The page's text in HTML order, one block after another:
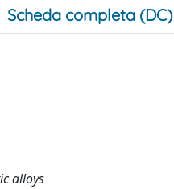
Scheda completa (DC)
alloys